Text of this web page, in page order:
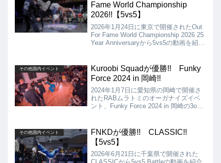
Fame World Championship
2026!!【5vs5】
2026年1月24日に東京で開催されたOut
For Fame World Championship 2026 25
Year Anniversaryから5vs5の動画を紹介
Green Pandaが優勝となりました!!
その他国内イベント
Kuroobi Squadが優勝!! Funky
Force 2024 in 岡崎!!
2024年1月7日に愛知県の岡崎で開催さ
れたRABムラトミのオーガナイズイベ
ント、Funky Force 2024 in 岡崎の3on3
Squad（Nori、Uno one Seiji）が見事優
勝!!
その他国内イベント
FNKDが優勝!! CLASSIC!!
【5vs5】
2026年6月21日に千葉県で開催された